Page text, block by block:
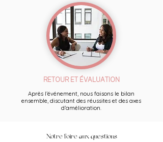
RETOUR ET ÉVALUATION
Après l’événement, nous faisons le bilan
ensemble, discutant des réussites et des axes
d’amélioration.
Notre foire aux questions